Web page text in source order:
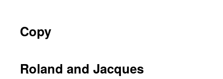
Copy
Roland and Jacques